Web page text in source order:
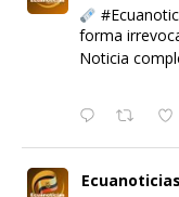
forma
Noticia